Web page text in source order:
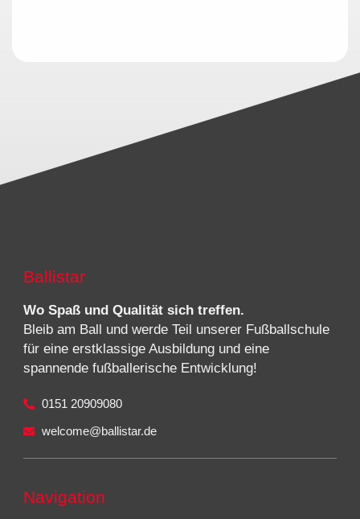
Ballistar
Wo Spaß und Qualität sich treffen.
Bleib am Ball und werde Teil unserer Fußballschule
für eine erstklassige Ausbildung und eine
spannende fußballerische Entwicklung!
0151 20909080
welcome@ballistar.de
Navigation